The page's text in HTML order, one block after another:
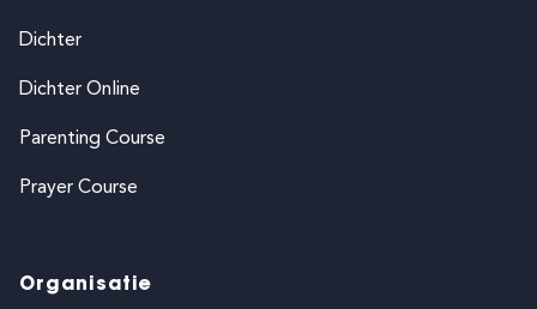
Dichter
Dichter Online
Parenting Course
Prayer Course
Organisatie